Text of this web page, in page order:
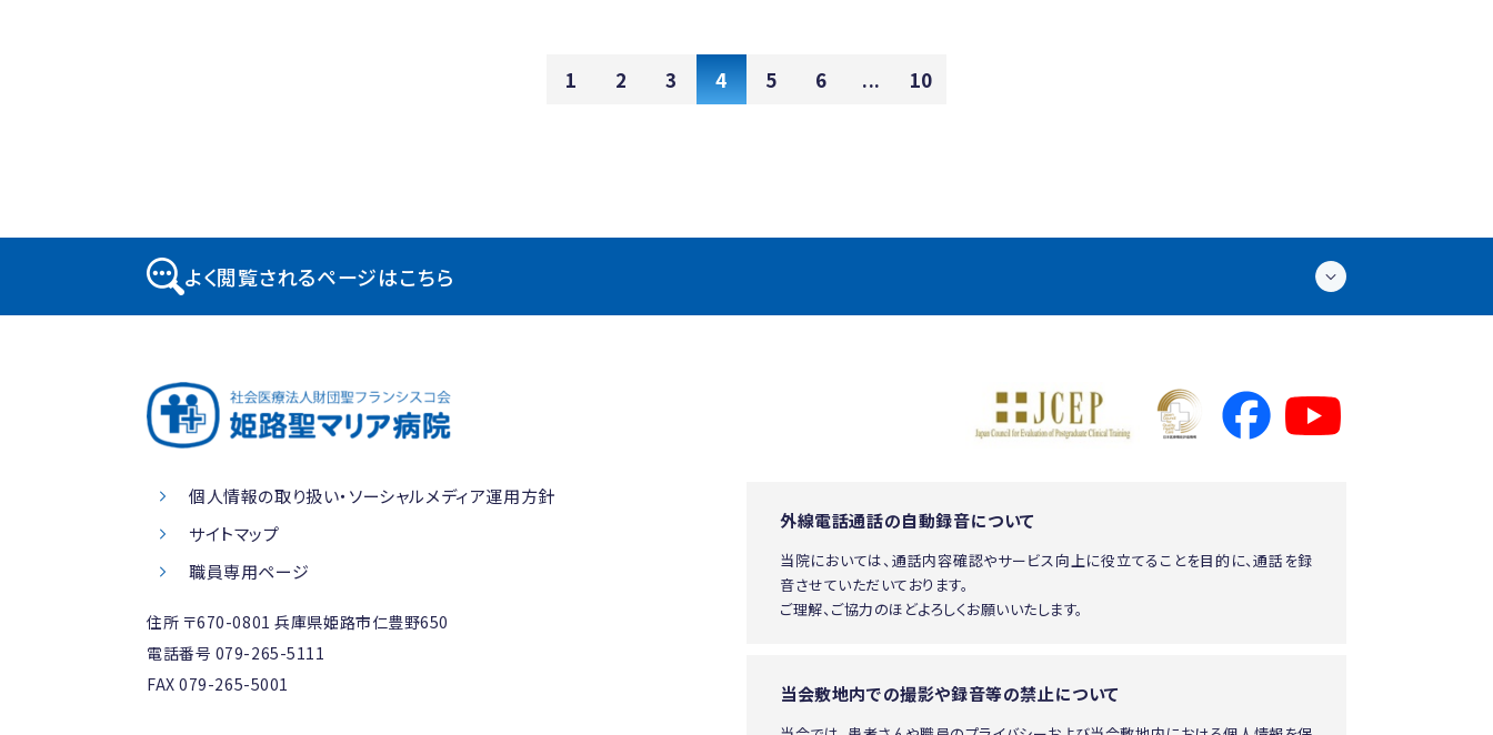
1 2 3 4 5 6 ... 10
よく閲覧されるページはこちら
個人情報の取り扱い・ソーシャルメディア運用方針
サイトマップ
職員専用ページ
住所 〒670-0801兵庫県姫路市仁豊野650
電話番号 079-265-5111
FAX 079-265-5001
外線電話通話の自動録音について
当院においては、通話内容確認やサービス向上に役立てることを目的に、通話を録
音させていただいております。
ご理解、ご協力のほどよろしくお願いいたします。
当会敷地内での撮影や録音等の禁止について